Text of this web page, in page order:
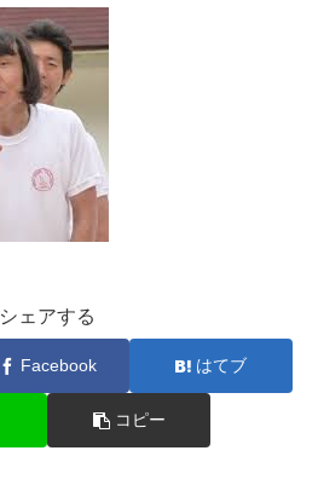
シェアする
Facebook はてブ
コピー